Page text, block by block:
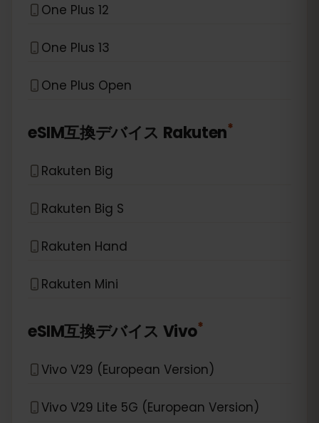
One Plus 12
One Plus 13
One Plus Open
eSIM互換デバイス Rakuten*
Rakuten Big
Rakuten Big S
Rakuten Hand
Rakuten Mini
eSIM互換デバイス Vivo*
Vivo V29 (European Version)
Vivo V29 Lite 5G (European Version)